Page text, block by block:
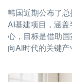
韩国近期公布了
AI基建项目，涵
心，目标是借助
向AI时代的关键产